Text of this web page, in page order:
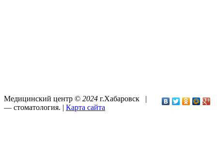
Медицинский центр © 2024 г.Хабаровск |
— стоматология. | Карта сайта